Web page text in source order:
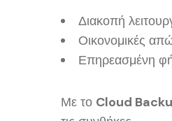
Διακοπή
Οικονομικές
Επηρεασμένη
Με το Cloud